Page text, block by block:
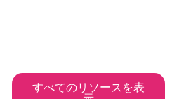
すべてのリソースを表